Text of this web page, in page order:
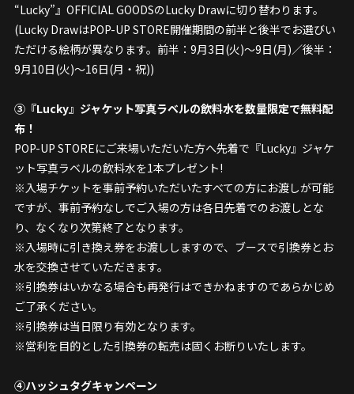
“Lucky”』OFFICIAL GOODSのLucky Drawに切り替わります。
(Lucky DrawはPOP-UP STORE開催期間の前半と後半でお選びい
ただける絵柄が異なります。前半：9月3日(火)〜9日(月)／後半：
9月10日(火)〜16日(月・祝))
③『Lucky』ジャケット写真ラベルの飲料水を数量限定で無料配
布！
POP-UP STOREにご来場いただいた方へ先着で『Lucky』ジャケ
ット写真ラベルの飲料水を1本プレゼント!
※入場チケットを事前予約いただいたすべての方にお渡しが可能
ですが、事前予約なしでご入場の方は各日先着でのお渡しとな
り、なくなり次第終了となります。
※入場時に引き換え券をお渡ししますので、ブースで引換券とお
水を交換させていただきます。
※引換券はいかなる場合も再発行はできかねますのであらかじめ
ご了承ください。
※引換券は当日限り有効となります。
※営利を目的とした引換券の転売は固くお断りいたします。
④ハッシュタグキャンペーン